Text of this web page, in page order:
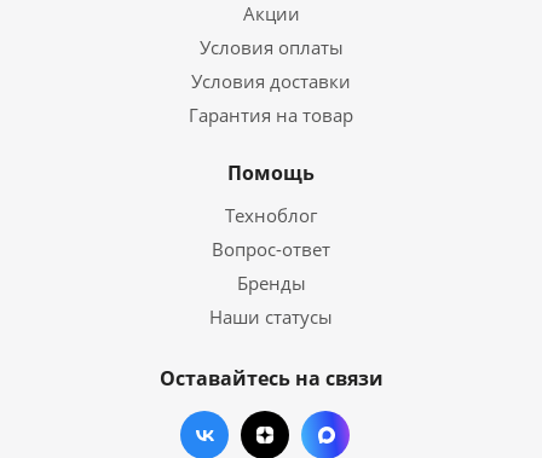
Акции
Условия оплаты
Условия доставки
Гарантия на товар
Помощь
Техноблог
Вопрос-ответ
Бренды
Наши статусы
Оставайтесь на связи